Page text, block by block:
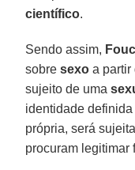
científico.
Sendo assim,
sobresexo a partir
sujeito de uma
identidade
própria, será
procuram legitimar